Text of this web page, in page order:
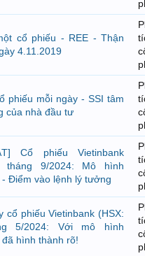
cổ phiếu - REE - Thận
4.11.2019
phiếu mỗi ngày - SSI tâm
của nhà đầu tư
Cổ phiếu Vietinbank
tháng 9/2024: Mô hình
- Điểm vào lệnh lý tưởng
cổ phiếu Vietinbank (HSX:
5/2024: Với mô hình
đã hình thành rõ!